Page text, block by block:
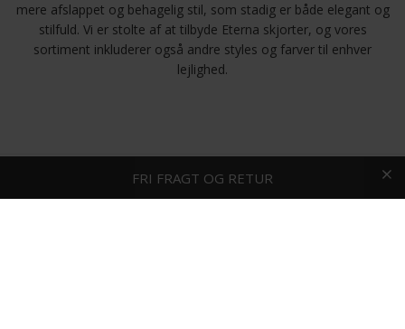
mere afslappet og behagelig stil, som stadig er både elegant og
stilfuld. Vi er stolte af at tilbyde Eterna skjorter, og vores
sortiment inkluderer også andre styles og farver til enhver
lejlighed.
FRI FRAGT OG RETUR
HURTIG LEVERING
Kundeservice